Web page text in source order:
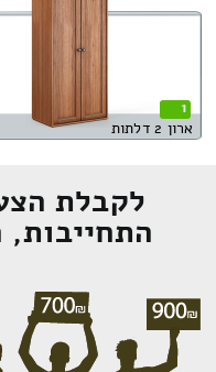
1
ארון 2 דלתות
לקבלת
התחייבות,